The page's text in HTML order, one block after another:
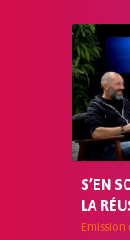
S’EN
LA
Emission